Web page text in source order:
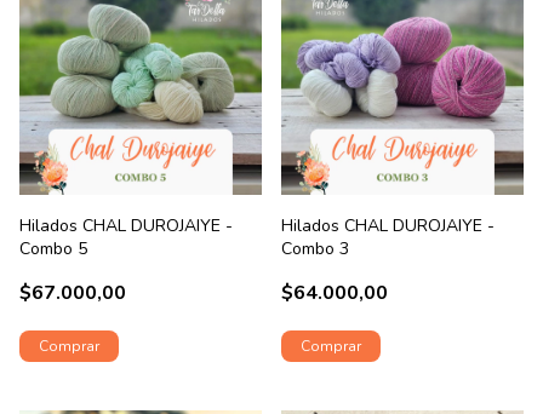
Hilados CHAL DUROJAIYE -
Combo 5
$67.000,00
Hilados CHAL DUROJAIYE -
Combo 3
$64.000,00